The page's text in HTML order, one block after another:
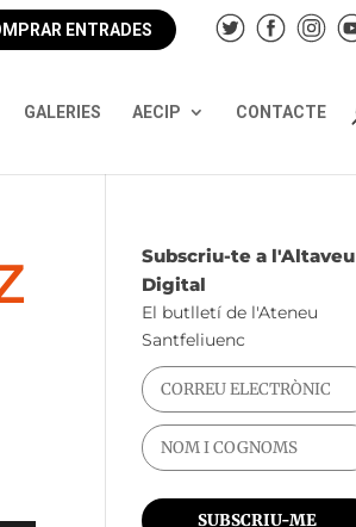
ENTRADES
GALERIES AECIP CONTACTE
Subscriu-te a l'Altaveu
Digital
El butlletí de l'Ateneu
Santfeliuenc